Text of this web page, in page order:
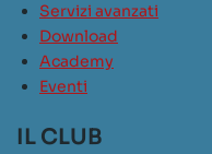
Servizi avanzati
Download
Academy
Eventi
IL CLUB